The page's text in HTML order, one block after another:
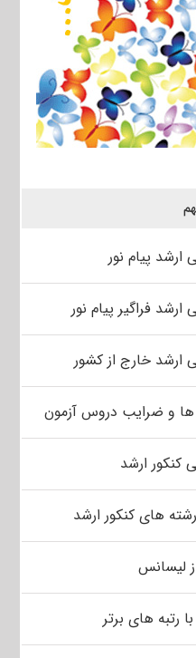
ارشد پیام نور
ارشد فراگیر پیام نور
ارشد خارج از کشور
و ضرایب دروس آزمون
کنکور ارشد
های کنکور ارشد
لیسانس
رتبه های برتر